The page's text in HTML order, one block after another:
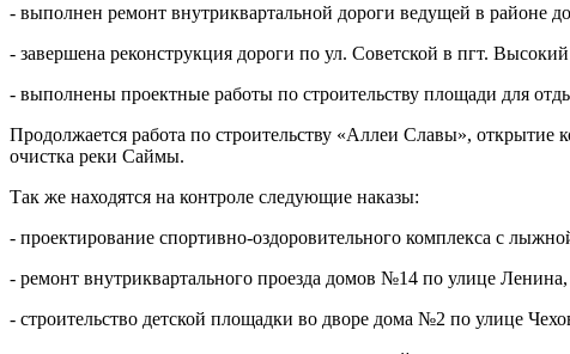
- выполнен ремонт внутриквартальной дороги ведущей в районе
- завершена реконструкция дороги по ул. Советской в пгт. Высокий
- выполнены проектные работы по строительству площади для
Продолжается работа по строительству «Аллеи Славы»,
очистка реки Саймы.
Так же находятся на контроле следующие наказы:
- проектирование спортивно-оздоровительного комплекса с
- ремонт внутриквартального проезда домов №14 по улице
- строительство детской площадки во дворе дома №2 по улице